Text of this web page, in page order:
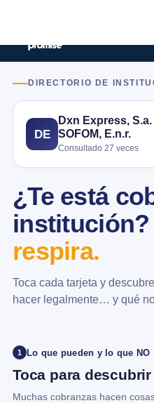
DIRECTORIO DE
DE
Dxn Express, S.a.
SOFOM, E.n.r.
Consultado 27 veces
¿Te está
institución?
respira.
Toca cada tarjeta y
hacer legalmente… y qué
1 Lo que pueden y lo que NO
Toca para descubrir
Muchas cobranzas hacen